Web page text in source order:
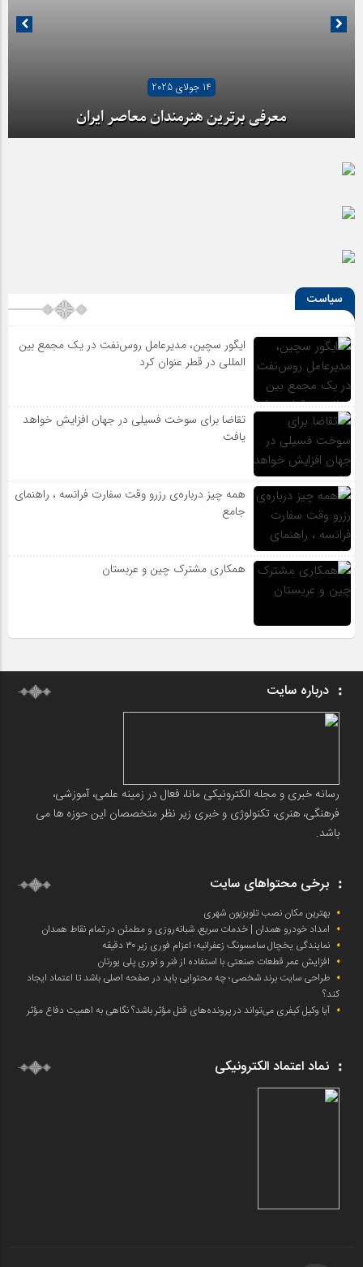
14 جولای 2025
معرفی برترین هنرمندان معاصر ایران
سیاست
ایگور سچین، مدیرعامل روس‌نفت در یک مجمع بین
المللی در قطر عنوان کرد
تقاضا برای سوخت فسیلی در جهان افزایش خواهد
یافت
همه چیز درباره‌ی رزرو وقت سفارت فرانسه ، راهنمای
جامع
همکاری مشترک چین و عربستان
درباره سایت
رسانه خبری و مجله الکترونیکی مانا، فعال در زمینه علمی، آموزشی،
فرهنگی، هنری، تکنولوژی و خبری زیر نظر متخصصان این حوزه ها می
باشد.
برخی محتواهای سایت
بهترین مکان نصب تلویزیون شهری
امداد خودرو همدان | خدمات سریع، شبانه‌روزی و مطمئن در تمام نقاط همدان
نمایندگی یخچال سامسونگ زعفرانیه؛ اعزام فوری زیر ۳۰ دقیقه
افزایش عمر قطعات صنعتی با استفاده از فنر و توری پلی یورتان
طراحی سایت برند شخصی؛ چه محتوایی باید در صفحه اصلی باشد تا اعتماد ایجاد
کند؟
آیا وکیل کیفری می‌تواند در پرونده‌های قتل مؤثر باشد؟ نگاهی به اهمیت دفاع مؤثر
نماد اعتماد الکترونیکی